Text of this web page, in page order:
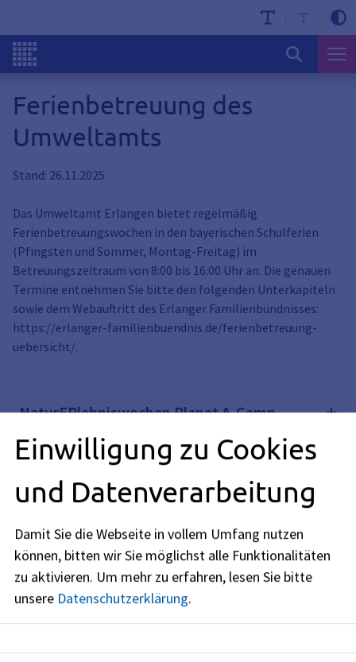
Ferienbetreuung des
Umweltamts
Stand: 26.11.2025
Das Umweltamt Erlangen bietet regelmäßig
Ferienbetreuungswochen in den bayerischen Schulferien
(Pfingsten und Sommer, Montag-Freitag) im
Betreuungszeitraum von 8:00 bis 16:00 Uhr an. Die genauen
Termine entnehmen Sie bitte den folgenden Unterkapiteln
sowie dem Webauftritt des Erlanger Familienbündnisses:
https://erlanger-familienbuendnis.de/ferienbetreuung-
uebersicht/.
NaturERlebniswochen Planet A-Camp
Treffpunkt Draußen - Entdecke die Wildnis in
Dir!
Abt. Umweltbildung
Anschrift
91052Erlangen
Einwilligung zu Cookies
und Datenverarbeitung
Damit Sie die Webseite in vollem Umfang nutzen
können, bitten wir Sie möglichst alle Funktionalitäten
zu aktivieren. Um mehr zu erfahren, lesen Sie bitte
unsere Datenschutzerklärung.